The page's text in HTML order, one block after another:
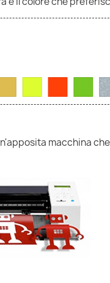
macchina